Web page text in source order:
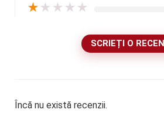
★ ★ ★ ★ ★
SCRIEȚI O
Încă nu există recenzii.